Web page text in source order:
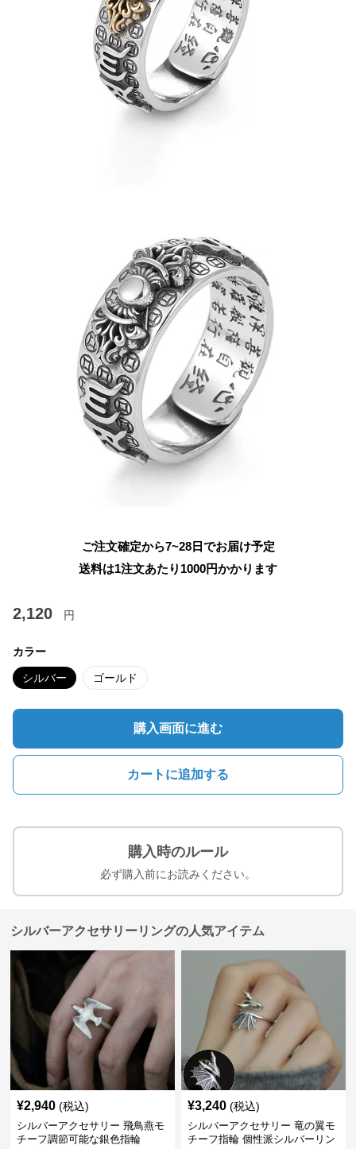
ご注文確定から7~28日でお届け予定
送料は1注文あたり 1000円かかります
2,120 円
カラー
シルバー ゴールド
購入画面に進む
カートに追加する
購入時のルール
必ず購入前にお読みください。
シルバーアクセサリーリングの人気アイテム
¥2,940 (税込)
シルバーアクセサリー 飛鳥燕モ
チーフ調節可能な銀色指輪
¥3,240 (税込)
シルバーアクセサリー 竜の翼モ
チーフ指輪 個性派シルバーリン